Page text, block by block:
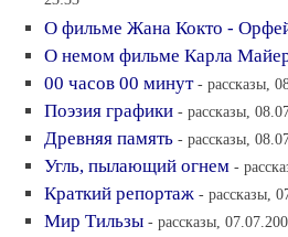
О фильме Жана Кокто -
О немом фильме Карла
00 часов 00 минут - рассказы,
Поэзия графики - рассказы,
Древняя память - рассказы,
Угль, пылающий огнем -
Краткий репортаж - рассказы,
Мир Тильзы - рассказы,